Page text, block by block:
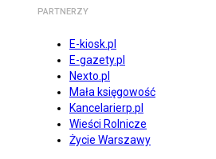
PARTNERZY
E-kiosk.pl
E-gazety.pl
Nexto.pl
Mała księgowość
Kancelarierp.pl
Wieści Rolnicze
Życie Warszawy